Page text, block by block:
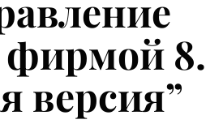
8.
версия”